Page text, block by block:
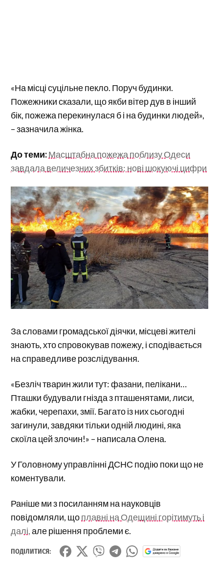
«На місці суцільне пекло. Поруч будинки.
Пожежники сказали, що якби вітер дув в інший
бік, пожежа перекинулася б і на будинки людей»,
– зазначила жінка.
До теми:Масштабна пожежа поблизу Одеси
завдала величезних збитків: нові шокуючі цифри
За словами громадської діячки, місцеві жителі
знають, хто спровокував пожежу, і сподівається
на справедливе розслідування.
«Безліч тварин жили тут: фазани, пелікани…
Пташки будували гнізда з пташенятами, лиси,
жабки, черепахи, змії. Багато із них сьогодні
загинули, завдяки тільки одній людині, яка
скоїла цей злочин!» – написала Олена.
У Головному управлінні ДСНС подію поки що не
коментували.
Раніше ми з посиланням на науковців
повідомляли, щоплавні на Одещині горітимуть і
далі,але рішення проблеми є.
ПОДІЛИТИСЯ: